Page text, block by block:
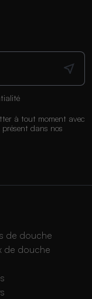
à tout moment avec
dans nos
de douche
de douche